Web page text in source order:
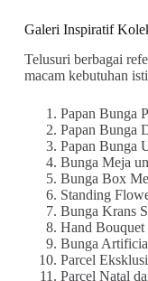
Galeri Inspiratif
Telusuri berbagai
macam kebutuhan
Papan Bunga
Papan Bunga
Papan Bunga
Bunga Meja
Bunga Box
Standing
Bunga Krans
Hand Bouquet
Bunga
Parcel
Parcel Natal